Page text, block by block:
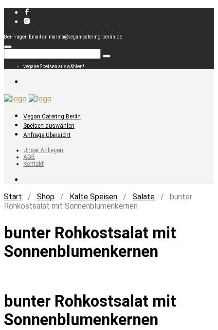
Bei Fragen Email an marina@vegan-catering-berlin.de
vegane Speisen auswählen!
Vegan Catering Berlin
Speisen auswählen
Anfrage Übersicht
Unser Anliegen
AGB
Kontakt
Start / Shop / Kalte Speisen / Salate / bunter
Rohkostsalat mit Sonnenblumenkernen
bunter Rohkostsalat mit
Sonnenblumenkernen
bunter Rohkostsalat mit
Sonnenblumenkernen